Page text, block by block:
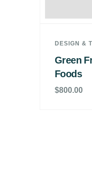
DESIGN &
Green
Foods
$800.00